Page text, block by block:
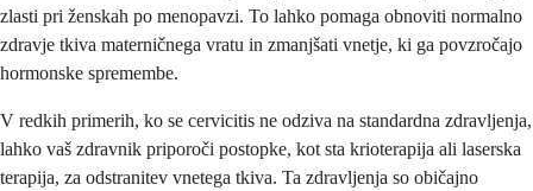
zlasti pri ženskah po menopavzi. To lahko pomaga obnoviti normalno
zdravje tkiva materničnega vratu in zmanjšati vnetje, ki ga povzročajo
hormonske spremembe.
V redkih primerih, ko se cervicitis ne odziva na standardna zdravljenja,
lahko vaš zdravnik priporoči postopke, kot sta krioterapija ali laserska
terapija, za odstranitev vnetega tkiva. Ta zdravljenja so običajno